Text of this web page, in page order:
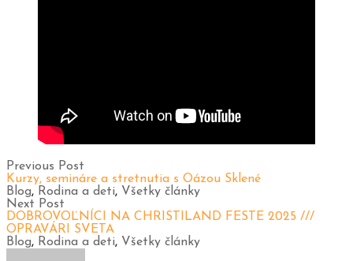
Previous Post
Kurzy, semináre a stretnutia s Oázou Sklené
Blog, Rodina a deti, Všetky články
Next Post
DOBROVOĽNÍCI NA CHRISTILAND FESTE 2025 ///
OPRAVÁRI SVETA
Blog, Rodina a deti, Všetky články